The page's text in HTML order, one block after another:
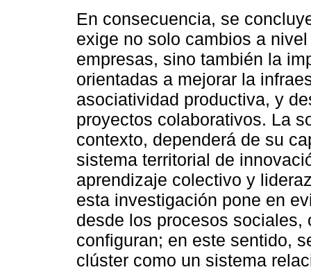
En consecuencia, se
exige no solo cambios a
empresas, sino también la
orientadas a mejorar la
asociatividad productiva, y
proyectos colaborativos. La
contexto, dependerá de su
sistema territorial de
aprendizaje colectivo y
esta investigación pone en
desde los procesos
configuran; en este sentido,
clúster como un sistema